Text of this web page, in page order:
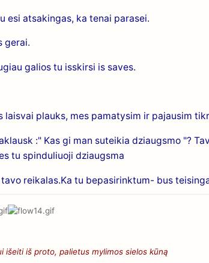
atsakingas, ka tenai parasei.
gerai.
galios tu isskirsi is saves.
plauks, mes pamatysim ir pajausim
:" Kas gi man suteikia dziaugsmo "?
tu spinduliuoji dziaugsma
reikalas.Ka tu bepasirinktum- bus
išeiti iš proto, palietus mylimos sielos kūną